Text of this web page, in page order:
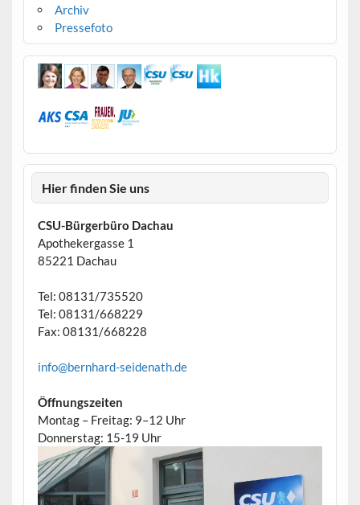
Archiv
Pressefoto
Hier finden Sie uns
CSU-Bürgerbüro Dachau
Apothekergasse 1
85221 Dachau
Tel: 08131/735520
Tel: 08131/668229
Fax: 08131/668228
info@bernhard-seidenath.de
Öffnungszeiten
Montag – Freitag: 9–12 Uhr
Donnerstag: 15-19 Uhr